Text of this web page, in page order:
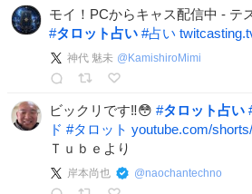
モイ！PCからキャス配信中 - テ
#タロット占い #占い
神代 魅未 @ KamishiroMimi
ビックリです‼️😳 #タロット占い
ド #タロット youtube.com/
Ｔｕｂｅより
岸本尚也 @naochantechno